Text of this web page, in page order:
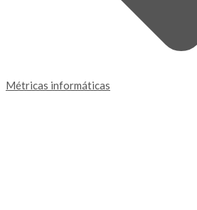
Métricas informáticas